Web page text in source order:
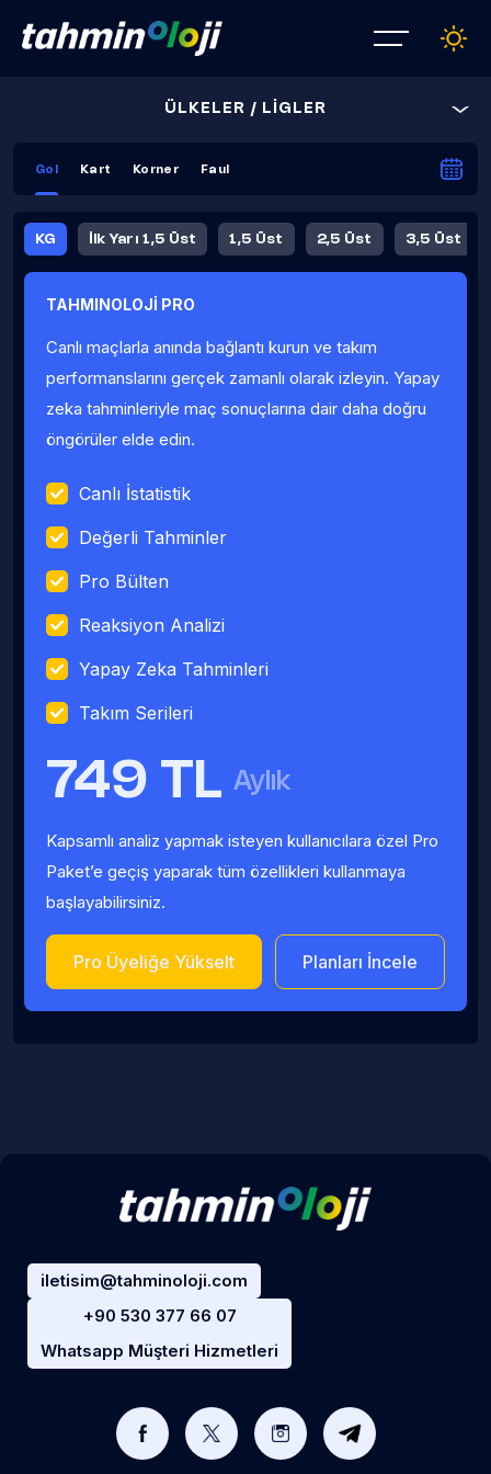
ÜLKELER / LİGLER
Gol Kart Korner Faul
KG İlk Yarı 1,5 Üst 1,5 Üst 2,5 Üst 3,5 Üst
Fauller Ortalama
TAHMINOLOJİ PRO
Canlı maçlarla anında bağlantı kurun ve takım
performanslarını gerçek zamanlı olarak izleyin. Yapay
zeka tahminleriyle maç sonuçlarına dair daha doğru
öngörüler elde edin.
Canlı İstatistik
Değerli Tahminler
Pro Bülten
Reaksiyon Analizi
Yapay Zeka Tahminleri
Takım Serileri
749 TL Aylık
Kapsamlı analiz yapmak isteyen kullanıcılara özel Pro
Paket’e geçiş yaparak tüm özellikleri kullanmaya
başlayabilirsiniz.
Pro Üyeliğe Yükselt Planları İncele
iletisim@tahminoloji.com
+90 530 377 66 07
Whatsapp Müşteri Hizmetleri